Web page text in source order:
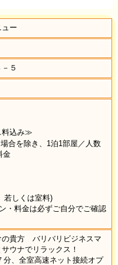
ー
５
料込み≫
合を除き、1泊1部屋／人数
金
若しくは室料)
・料金は必ずご自分でご確認
の貴方 バリバリビジネスマ
ウナでリラックス！
分、全室高速ネット接続オプ